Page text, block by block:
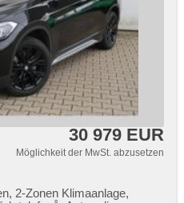
30 979 EUR
Möglichkeit der MwSt. abzusetzen
2-Zonen Klimaanlage,